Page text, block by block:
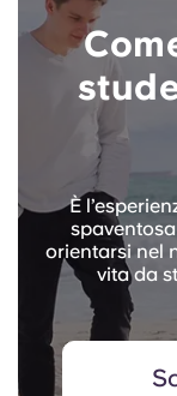
È
orientarsi nel
vita da